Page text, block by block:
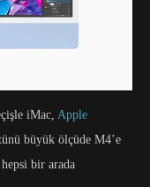
iMac, Apple
büyük ölçüde M4’e
bir arada